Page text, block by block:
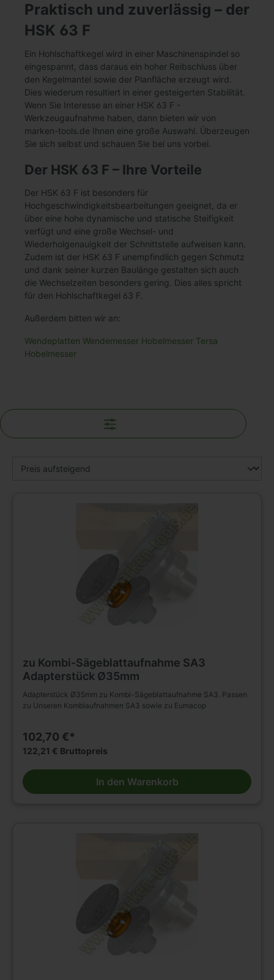
Praktisch und zuverlässig – der
HSK 63 F
Ein Hohlschaftkegel wird in einer Maschinenspindel so
eingespannt, dass daraus ein hoher Reibschluss über
den Kegelmantel sowie der Planfläche erzeugt wird.
Dies wiederum resultiert in einer gesteigerten Stabilität.
Wenn Sie Interesse an einer HSK 63 F -
Werkzeugaufnahme haben, dann bieten wir von
marken-tools.de Ihnen eine große Auswahl. Überzeugen
Sie sich selbst und schauen Sie bei uns vorbei.
Der HSK 63 F – Ihre Vorteile
Der HSK 63 F ist besonders für
Hochgeschwindigkeitsbearbeitungen geeignet, da er
über eine hohe dynamische und statische Steifigkeit
verfügt und eine große Wechsel- und
Wiederholgenauigkeit der Schnittstelle aufweisen kann.
Zudem ist der HSK 63 F unempfindlich gegen Schmutz
und dank seiner kurzen Baulänge gestalten sich auch
die Wechselzeiten besonders gering. Dies alles spricht
für den Hohlschaftkegel 63 F.
Außerdem bitten wir an:
Wendeplatten Wendemesser Hobelmesser Tersa
Hobelmesser
zu Kombi-Sägeblattaufnahme SA3
Adapterstück Ø35mm
Adapterstück Ø35mm zu Kombi-Sägeblattaufnahme SA3. Passen
zu Unseren Kombiaufnahmen SA3 sowie zu Eumacop
102,70 €*
122,21 € Bruttopreis
In den Warenkorb